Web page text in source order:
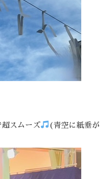
スムーズ
(青空に紙垂